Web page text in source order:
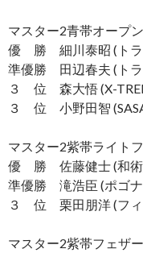
マスター2青帯オープ
優 勝 細川泰昭 (トラ
準優勝 田辺春夫 (ト
３ 位 森大悟 (X-
３ 位 小野田智
マスター2紫帯ライト
優 勝 佐藤健士 (和術
準優勝 滝浩臣 (ポゴ
３ 位 栗田朋洋 (フィ
マスター2紫帯フェザ